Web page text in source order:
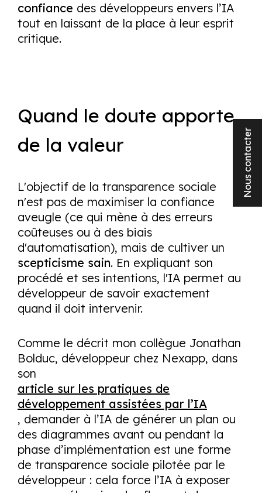
Nous contacter
confiance des développeurs envers l’IA
tout en laissant de la place à leur esprit
critique.
Quand le doute apporte
de la valeur
L'objectif de la transparence sociale
n'est pas de maximiser la confiance
aveugle (ce qui mène à des erreurs
coûteuses ou à des biais
d'automatisation), mais de cultiver un
scepticisme sain. En expliquant son
procédé et ses intentions, l'IA permet au
développeur de savoir exactement
quand il doit intervenir.
Comme le décrit mon collègue Jonathan
Bolduc, développeur chez Nexapp, dans
son
article sur les pratiques de
développement assistées par l’IA
, demander à l’IA de générer un plan ou
des diagrammes avant ou pendant la
phase d’implémentation est une forme
de transparence sociale pilotée par le
développeur : cela force l’IA à exposer